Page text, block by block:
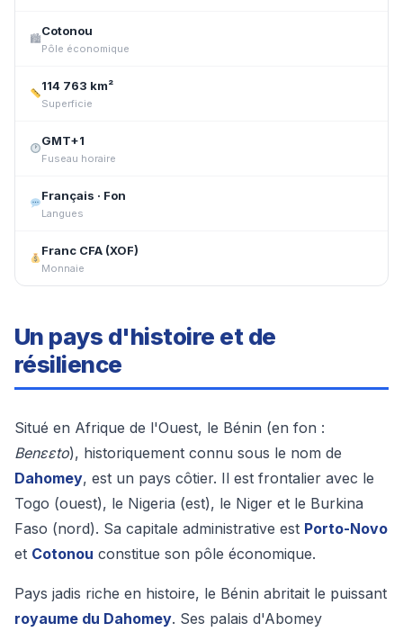
Un pays d'histoire et de
résilience
Situé en Afrique de l'Ouest, le Bénin (en fon :
Benɛɛto), historiquement connu sous le nom de
Dahomey, est un pays côtier. Il est frontalier avec le
Togo (ouest), le Nigeria (est), le Niger et le Burkina
Faso (nord). Sa capitale administrative est Porto-Novo
et Cotonou constitue son pôle économique.
Pays jadis riche en histoire, le Bénin abritait le puissant
royaume du Dahomey. Ses palais d'Abomey
🏙
Cotonou
Pôle économique
114 763 km²
Superficie
GMT+1
Fuseau horaire
Français · Fon
Langues
Franc CFA (XOF)
Monnaie